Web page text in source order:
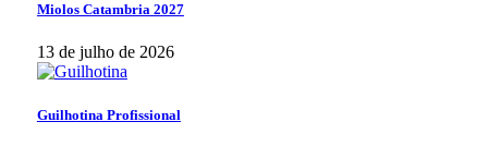
Miolos Catambria 2027
13 de julho de 2026
Guilhotina Profissional